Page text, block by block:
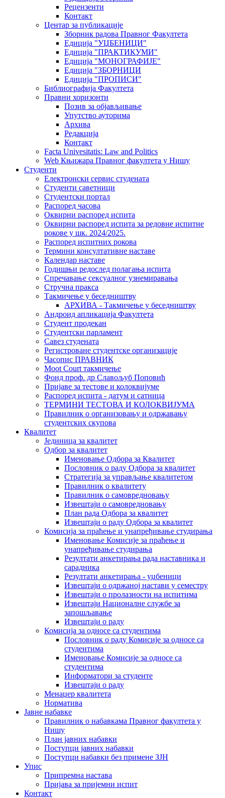
Рецензенти
Контакт
Центар за публикације
Зборник радова Правног Факултета
Едиција "УЏБЕНИЦИ"
Едиција "ПРАКТИКУМИ"
Едиција "МОНОГРАФИЈЕ"
Едиција "ЗБОРНИЦИ
Едиција "ПРОПИСИ"
Библиографија Факултета
Правни хоризонти
Позив за објављивање
Упутство ауторима
Архива
Редакција
Контакт
Facta Univesitatis: Law and Politics
Web Књижара Правног факултета у Нишу
Студенти
Електронски сервис студената
Студенти саветници
Студентски портал
Распоред часова
Оквирни распоред испита
Оквирни распоред испита за редовне испитне
рокове у шк. 2024/2025.
Распоред испитних рокова
Термини консултативне наставе
Календар наставе
Годишњи редослед полагања испита
Спречавање сексуалног узнемиравања
Стручна пракса
Такмичење у беседништву
АРХИВА - Такмичење у беседништву
Андроид апликација Факултета
Студент продекан
Студентски парламент
Савез студената
Регистроване студентске организације
Часопис ПРАВНИК
Moot Court такмичење
Фонд проф. др Славољуб Поповић
Пријаве за тестове и колоквијуме
Распоред испита - датум и сатница
ТЕРМИНИ ТЕСТОВА И КОЛОКВИЈУМА
Правилник о организовању и одржавању
студентских скупова
Квалитет
Јединица за квалитет
Одбор за квалитет
Именовање Одбора за Квалитет
Пословник о раду Одбора за квалитет
Стратегија за управљање квалитетом
Правилник о квалитету
Правилник о самовредновању
Извештаји о самовредновању
План рада Одбора за квалитет
Извештаји о раду Одбора за квалитет
Комисија за праћење и унапређивање студирања
Именовање Комисије за праћење и
унапређивање студирања
Резултати анкетирања рада наставника и
сарадника
Резултати анкетирања - уџбеници
Извештаји о одржаној настави у семестру
Извештаји о пролазности на испитима
Извештаји Националне службе за
запошљавање
Извештаји о раду
Комисија за односе са студентима
Пословник о раду Комисије за односе са
студентима
Именовање Комисије за односе са
студентима
Информатори за студенте
Извештаји о раду
Менаџер квалитета
Норматива
Јавне набавке
Правилник о набавкама Правног факултета у
Нишу
План јавних набавки
Поступци јавних набавки
Поступци набавки без примене ЗЈН
Упис
Припремна настава
Пријава за пријемни испит
Контакт